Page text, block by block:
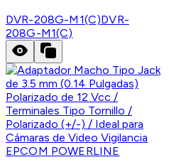
DVR-208G-M1(C)DVR-
208G-M1(C)
EPCOM POWERLINE